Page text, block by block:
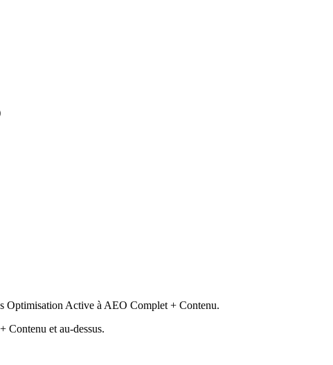
Optimisation Active à AEO Complet + Contenu.
Contenu et au-dessus.